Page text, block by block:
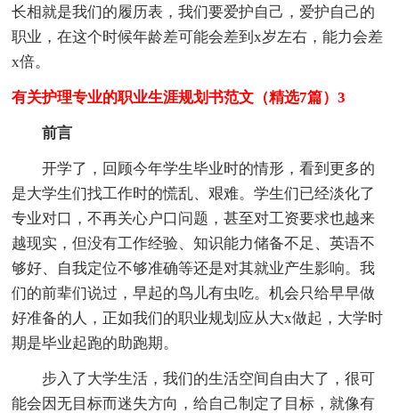
长相就是我们的履历表，我们要爱护自己，爱护自己的
职业，在这个时候年龄差可能会差到x岁左右，能力会差
x倍。
有关护理专业的职业生涯规划书范文（精选7篇）3
前言
开学了，回顾今年学生毕业时的情形，看到更多的
是大学生们找工作时的慌乱、艰难。学生们已经淡化了
专业对口，不再关心户口问题，甚至对工资要求也越来
越现实，但没有工作经验、知识能力储备不足、英语不
够好、自我定位不够准确等还是对其就业产生影响。我
们的前辈们说过，早起的鸟儿有虫吃。机会只给早早做
好准备的人，正如我们的职业规划应从大x做起，大学时
期是毕业起跑的助跑期。
步入了大学生活，我们的生活空间自由大了，很可
能会因无目标而迷失方向，给自己制定了目标，就像有